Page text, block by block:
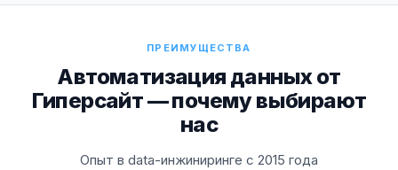
ПРЕИМУЩЕСТВА
Автоматизация данных от
Гиперсайт — почему выбирают
нас
Опыт в data-инжиниринге с 2015 года